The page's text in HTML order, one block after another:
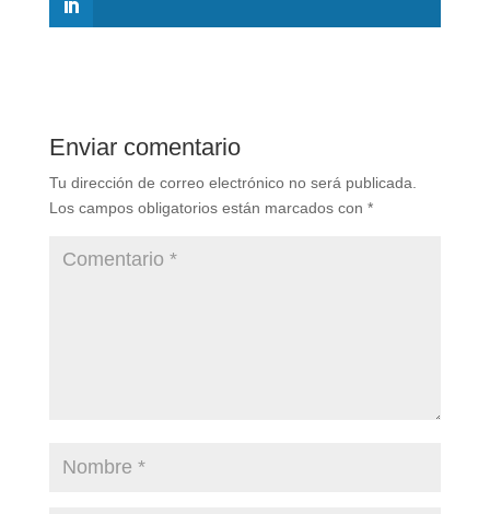
Enviar comentario
Tu dirección de correo electrónico no será publicada.
Los campos obligatorios están marcados con *